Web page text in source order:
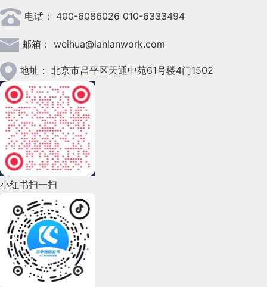
2023年3月(37)
2023年2月(90)
2023年1月(78)
2022年12月(45)
2022年11月(69)
2022年10月(51)
2022年9月(135)
2022年8月(60)
2022年7月(111)
2022年6月(162)
2022年5月(143)
电话： 400-6086026 010-6333494
邮箱： weihua@lanlanwork.com
地址： 北京市昌平区天通中苑61号楼4门1502
小红书扫一扫